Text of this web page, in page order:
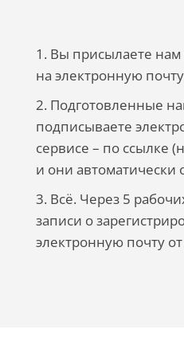
1. Вы присылаете
на электронную
2. Подготовленные
подписываете
сервисе – по ссылке
и они автоматически
3. Всё. Через 5
записи о
электронную почту